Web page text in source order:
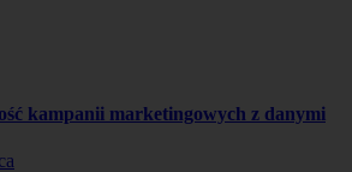
kampanii marketingowych z danymi